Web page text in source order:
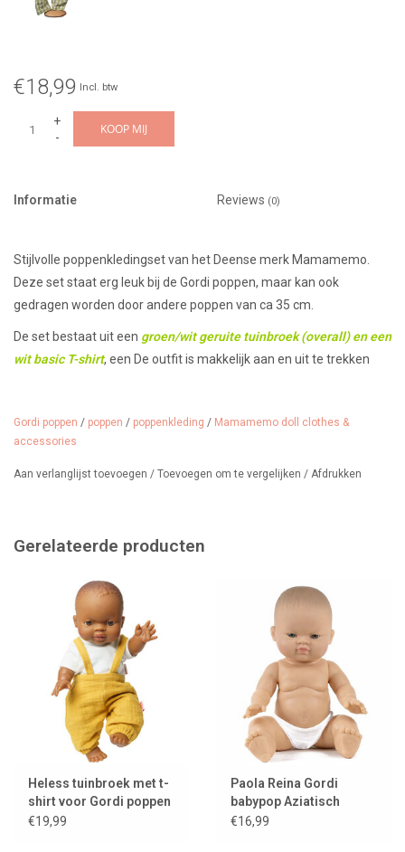
€18,99 Incl. btw
+
-
KOOP MIJ
Informatie Reviews (0)
Stijlvolle poppenkledingset van het Deense merk Mamamemo.
Deze set staat erg leuk bij de Gordi poppen, maar kan ook
gedragen worden door andere poppen van ca 35 cm.
De set bestaat uit een groen/wit geruite tuinbroek (overall) en een
wit basic T-shirt, een De outfit is makkelijk aan en uit te trekken
Leuk om te mixen en matchen met andere poppenkleding of te
combineren met een paar trendy schoenen (die verkopen wij
Gordi poppen / poppen / poppenkleding / Mamamemo doll clothes &
accessories
Aan verlanglijst toevoegen / Toevoegen om te vergelijken / Afdrukken
Gerelateerde producten
Heless tuinbroek met t-
shirt voor Gordi poppen
/ okergeel
€19,99
Paola Reina Gordi
babypop Aziatisch
meisje lichte ogen
€16,99